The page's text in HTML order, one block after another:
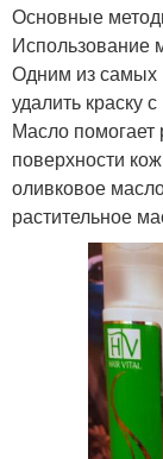
Основные
Использование
Одним из самых
удалить краску
Масло помогает
поверхности
оливковое
растительное